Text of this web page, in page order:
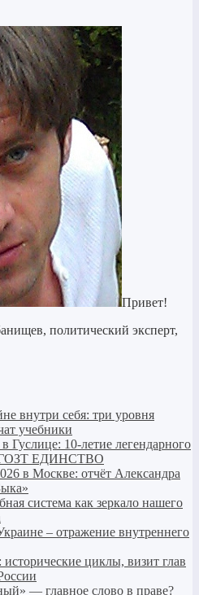
Привет!
политический эксперт,
внутри себя: три уровня
учебники
Гуслице: 10-летие легендарного
ГОЗТ ЕДИНСТВО
в Москве: отчёт Александра
система как зеркало нашего
– отражение внутреннего
циклы, визит глав
— главное слово в праве?